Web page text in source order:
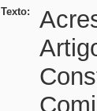
Texto: